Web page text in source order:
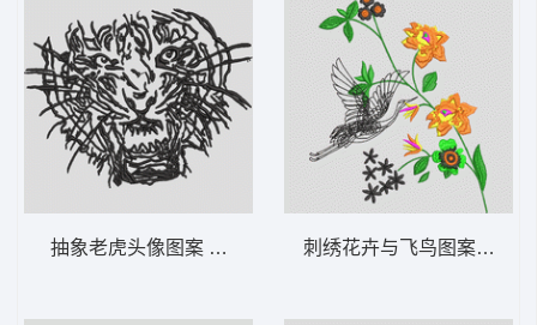
抽象老虎头像图案 虎头 刺绣花卉与飞鸟图案 鹤